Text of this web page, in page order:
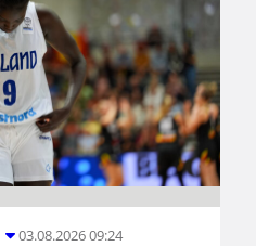
03.08.2026 09:24